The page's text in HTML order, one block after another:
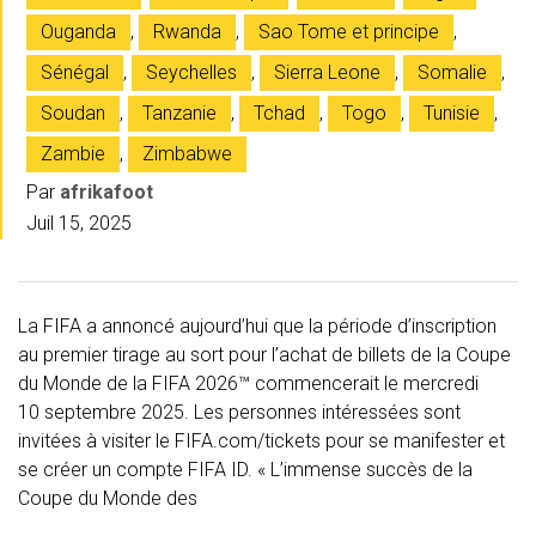
Ouganda
, Rwanda , Sao Tome et principe
,
Sénégal
, Seychelles , Sierra Leone , Somalie
,
Soudan
, Tanzanie , Tchad , Togo , Tunisie
,
Zambie
,
Zimbabwe
Par afrikafoot
Juil 15, 2025
La FIFA a annoncé aujourd’hui que la période d’inscription
au premier tirage au sort pour l’achat de billets de la Coupe
du Monde de la FIFA 2026™ commencerait le mercredi
10 septembre 2025. Les personnes intéressées sont
invitées à visiter le FIFA.com/tickets pour se manifester et
se créer un compte FIFA ID. « L’immense succès de la
Coupe du Monde des